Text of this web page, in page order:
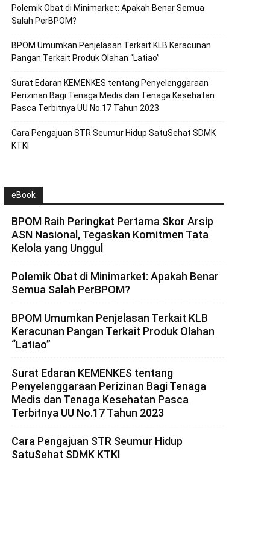
Polemik Obat di Minimarket: Apakah Benar Semua
Salah PerBPOM?
BPOM Umumkan Penjelasan Terkait KLB Keracunan
Pangan Terkait Produk Olahan “Latiao”
Surat Edaran KEMENKES tentang Penyelenggaraan
Perizinan Bagi Tenaga Medis dan Tenaga Kesehatan
Pasca Terbitnya UU No.17 Tahun 2023
Cara Pengajuan STR Seumur Hidup SatuSehat SDMK
KTKI
eBook
BPOM Raih Peringkat Pertama Skor Arsip
ASN Nasional, Tegaskan Komitmen Tata
Kelola yang Unggul
Polemik Obat di Minimarket: Apakah Benar
Semua Salah PerBPOM?
BPOM Umumkan Penjelasan Terkait KLB
Keracunan Pangan Terkait Produk Olahan
“Latiao”
Surat Edaran KEMENKES tentang
Penyelenggaraan Perizinan Bagi Tenaga
Medis dan Tenaga Kesehatan Pasca
Terbitnya UU No.17 Tahun 2023
Cara Pengajuan STR Seumur Hidup
SatuSehat SDMK KTKI